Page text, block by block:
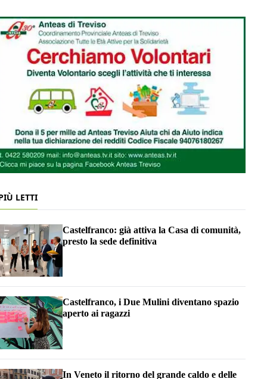
LETTI
Castelfranco: già attiva la Casa di comunità,
presto la sede definitiva
Castelfranco, i Due Mulini diventano spazio
aperto ai ragazzi
In Veneto il ritorno del grande caldo e delle